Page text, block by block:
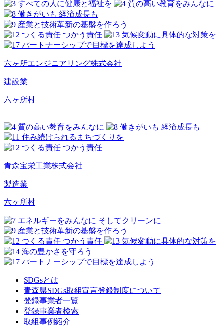
六ヶ所エンジニアリング株式会社
建設業
六ヶ所村
青森宝栄工業株式会社
製造業
六ヶ所村
SDGsとは
青森県SDGs取組宣言登録制度について
登録事業者一覧
登録事業者検索
取組事例紹介